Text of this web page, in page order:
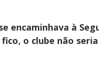
encaminhava à
fico, o clube não